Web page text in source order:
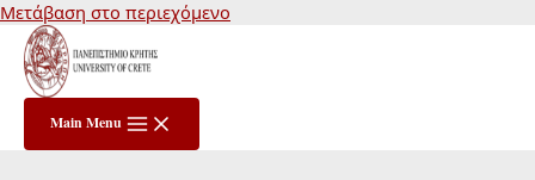
Μετάβαση στο περιεχόμενο
Main Menu